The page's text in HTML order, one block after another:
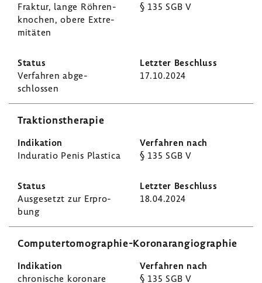
Fraktur, lange Röhren­
kno­chen, obere Extre­
mi­täten
§ 135 SGB V
Verfahren abge­
schlossen
17.10.2024
Trak­ti­ons­the­rapie
Indu­ratio Penis Plastica § 135 SGB V
Ausge­setzt zur Erpro­
bung
18.04.2024
Computertomographie-​Koronarangiographie
chro­ni­sche koro­nare § 135 SGB V